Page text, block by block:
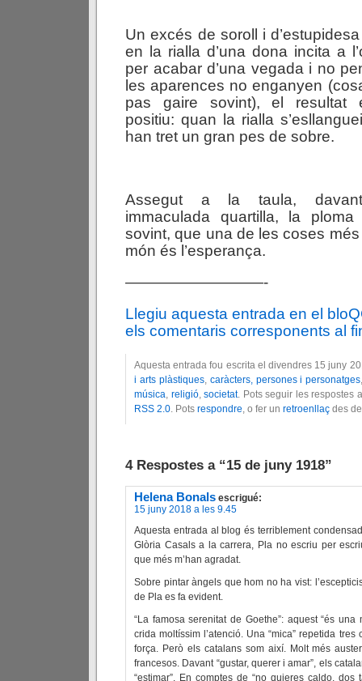
Un excés de soroll i
en la rialla d’una dona incita a
per acabar d’una vegada i no
les aparences no enganyen
pas gaire sovint), el resultat
positiu: quan la rialla
han tret un gran pes de sobre.
Assegut a la taula,
immaculada quartilla, la
sovint, que una de les coses més
món és l’esperança.
—————————-
Llegiu aquesta entrada en el
els comentaris corresponents al
Aquesta entrada fou escrita el divendres 15 juny
i arts plàstiques, caràcters, persones i personatges
música, religió, societat. Pots seguir les respostes
RSS 2.0. Pots respondre, o fer un retroenllaç des
4 Respostes a “15 de juny 1918”
Helena Bonals escrigué:
15 juny 2018 a les 9.45
Aquesta entrada al blog és terriblement
Glòria Casals a la carrera, Pla no escriu per
que més m’han agradat.
Sobre pintar àngels que hom no ha vist:
de Pla es fa evident.
“La famosa serenitat de Goethe”: aquest “és una
crida moltíssim l’atenció. Una “mica” repetida
força. Però els catalans som així. Molt més
francesos. Davant “gustar, querer i amar”, els
“estimar”. En comptes de “no quieres caldo, dos